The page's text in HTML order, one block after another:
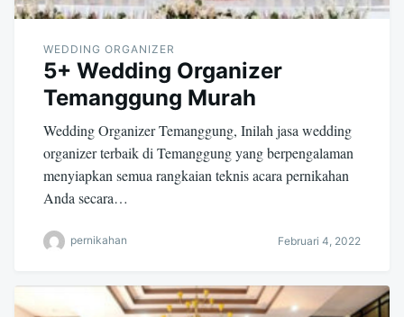
WEDDING ORGANIZER
5+ Wedding Organizer
Temanggung Murah
Wedding Organizer Temanggung, Inilah jasa wedding
organizer terbaik di Temanggung yang berpengalaman
menyiapkan semua rangkaian teknis acara pernikahan
Anda secara…
pernikahan Februari 4, 2022